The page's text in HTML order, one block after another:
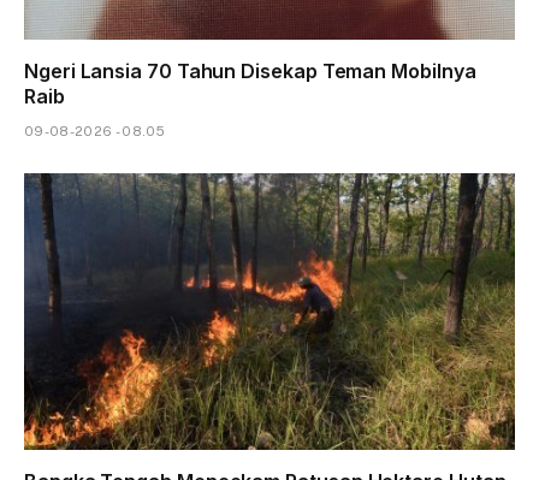
Ngeri Lansia 70 Tahun Disekap Teman Mobilnya
Raib
09-08-2026 - 08.05